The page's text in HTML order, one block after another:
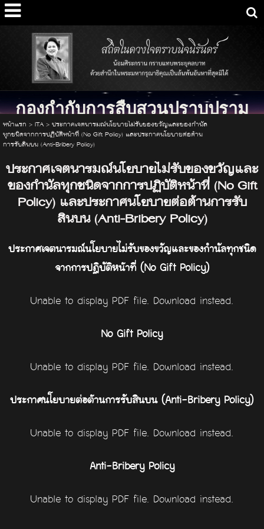
กองกำกับการสืบสวนปราบปราม
กองบังคับการตรวจคนเข้าเมือง 2
Investigation & Suppression sub-division Immigration Division 2
หน้าแรก > ITA> ประกาศเจตนารมณ์นโยบายไม่รับของขวัญและของกำนัล
ทุกชนิดจากการปฏิบัติหน้าที่ (No Gift Policy) และประกาศนโยบายต่อต้าน
การรับสินบน (Anti-Bribery Policy)
ประกาศเจตนารมณ์นโยบายไม่รับของขวัญและ
ของกำนัลทุกชนิดจากการปฏิบัติหน้าที่ (No Gift
Policy) และประกาศนโยบายต่อต้านการรับ
สินบน (Anti-Bribery Policy)
ประกาศเจตนารมณ์นโยบายไม่รับของขวัญและของกำนัลทุกชนิด
จากการปฏิบัติหน้าที่ (No Gift Policy)
Unable to display PDF file. Download instead.
No Gift Policy
Unable to display PDF file. Download instead.
ประกาศนโยบายต่อต้านการรับสินบน (Anti-Bribery Policy)
Unable to display PDF file. Download instead.
Anti-Bribery Policy
Unable to display PDF file. Download instead.